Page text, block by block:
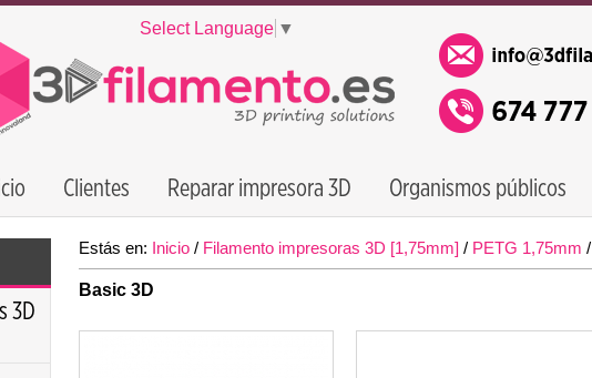
Select Language ▼
Clientes Reparar impresora 3D Organismos públicos
3D
Estás en: Inicio / Filamento impresoras 3D [1,75mm] / PETG 1,75mm /
Basic 3D